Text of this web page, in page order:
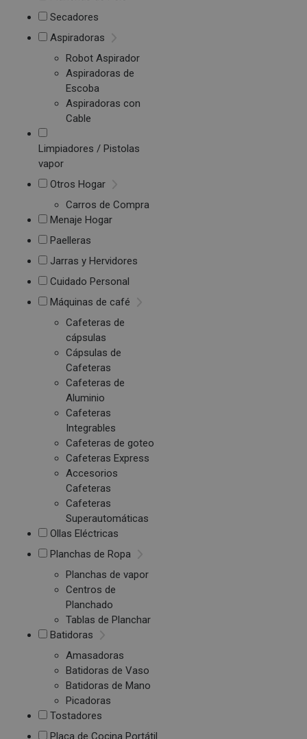
Secadores
Aspiradoras
Robot Aspirador
Aspiradoras de
Escoba
Aspiradoras con
Cable
Limpiadores / Pistolas
vapor
Otros Hogar
Carros de Compra
Menaje Hogar
Paelleras
Jarras y Hervidores
Cuidado Personal
Máquinas de café
Cafeteras de
cápsulas
Cápsulas de
Cafeteras
Cafeteras de
Aluminio
Cafeteras
Integrables
Cafeteras de goteo
Cafeteras Express
Accesorios
Cafeteras
Cafeteras
Superautomáticas
Ollas Eléctricas
Planchas de Ropa
Planchas de vapor
Centros de
Planchado
Tablas de Planchar
Batidoras
Amasadoras
Batidoras de Vaso
Batidoras de Mano
Picadoras
Tostadores
Placa de Cocina Portátil